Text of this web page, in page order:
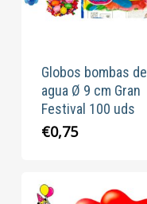
Globos bombas de
agua Ø 9 cm Gran
Festival 100 uds
€0,75